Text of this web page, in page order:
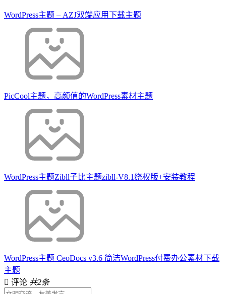
WordPress主题 – AZJ双端应用下载主题
PicCool主题，高颜值的WordPress素材主题
WordPress主题Zibll子比主题zibll-V8.1绕权版+安装教程
WordPress主题 CeoDocs v3.6 简洁WordPress付费办公素材下载
主题
评论 共2条